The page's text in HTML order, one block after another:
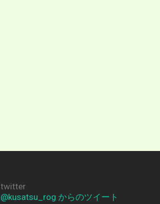
twitter
@kusatsu_rog からのツイート